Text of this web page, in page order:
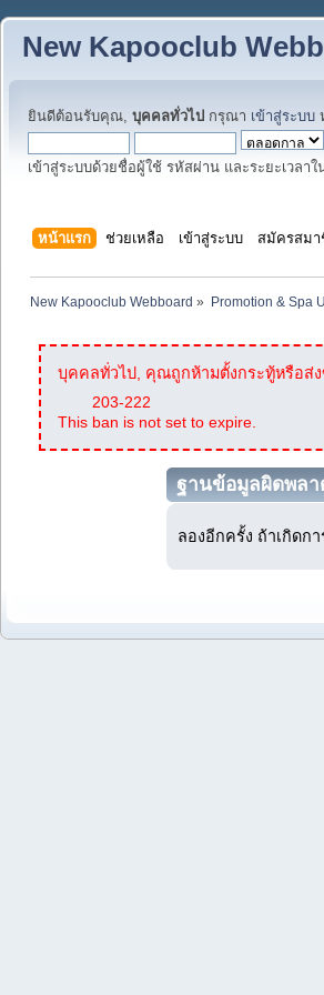
New Kapooclub
ยินดีต้อนรับคุณ, บุคคลทั่วไป กรุณา เข้าสู่ระบบ
เข้าสู่ระบบด้วยชื่อผู้ใช้ รหัสผ่าน และระยะเวลา
หน้าแรก ช่วยเหลือ เข้าสู่ระบบ สมัครสมา
New Kapooclub Webboard » Promotion & Spa
บุคคลทั่วไป, คุณถูกห้ามตั้งกระทู้หรือส่
203-222
This ban is not set to expire.
ฐานข้อมูลผิดพลา
ลองอีกครั้ง ถ้าเกิดก